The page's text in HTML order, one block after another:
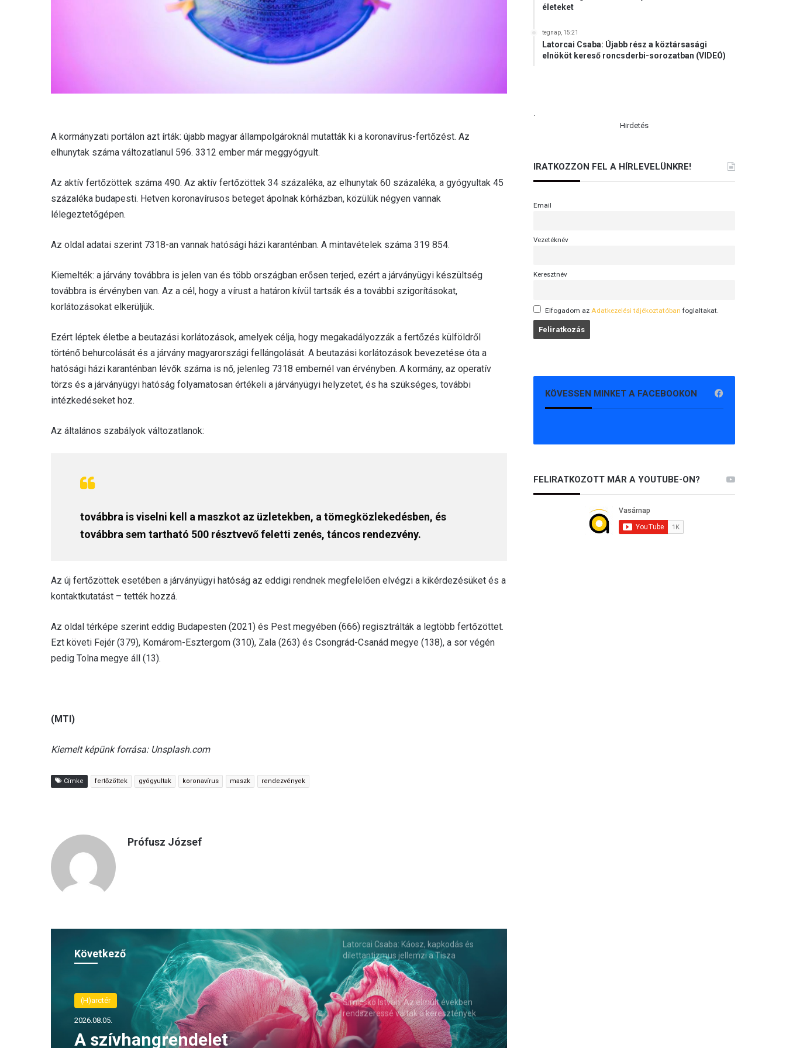
A kormányzati portálon azt írták: újabb magyar állampolgároknál mutatták ki a koronavírus-fertőzést. Az
elhunytak száma változatlanul 596. 3312 ember már meggyógyult.
Az aktív fertőzöttek száma 490. Az aktív fertőzöttek 34 százaléka, az elhunytak 60 százaléka, a gyógyultak 45
százaléka budapesti. Hetven koronavírusos beteget ápolnak kórházban, közülük négyen vannak
lélegeztetőgépen.
Az oldal adatai szerint 7318-an vannak hatósági házi karanténban. A mintavételek száma 319 854.
Kiemelték: a járvány továbbra is jelen van és több országban erősen terjed, ezért a járványügyi készültség
továbbra is érvényben van. Az a cél, hogy a vírust a határon kívül tartsák és a további szigorításokat,
korlátozásokat elkerüljük.
Ezért léptek életbe a beutazási korlátozások, amelyek célja, hogy megakadályozzák a fertőzés külföldről
történő behurcolását és a járvány magyarországi fellángolását. A beutazási korlátozások bevezetése óta a
hatósági házi karanténban lévők száma is nő, jelenleg 7318 embernél van érvényben. A kormány, az operatív
törzs és a járványügyi hatóság folyamatosan értékeli a járványügyi helyzetet, és ha szükséges, további
intézkedéseket hoz.
Az általános szabályok változatlanok:
továbbra is viselni kell a maszkot az üzletekben, a tömegközlekedésben, és
továbbra sem tartható 500 résztvevő feletti zenés, táncos rendezvény.
Az új fertőzöttek esetében a járványügyi hatóság az eddigi rendnek megfelelően elvégzi a kikérdezésüket és a
kontaktkutatást – tették hozzá.
Az oldal térképe szerint eddig Budapesten (2021) és Pest megyében (666) regisztrálták a legtöbb fertőzöttet.
Ezt követi Fejér (379), Komárom-Esztergom (310), Zala (263) és Csongrád-Csanád megye (138), a sor végén
pedig Tolna megye áll (13).
(MTI)
Kiemelt képünk forrása: Unsplash.com
Címke fertőzöttek gyógyultak koronavírus maszk rendezvények
Prófusz József
Következő
(H)arctér
2026.08.05.
A szívhangrendelet
Latorcai Csaba: Káosz, kapkodás és
dilettantizmus jellemzi a Tisza
kormányzását
Simicskó István: Az elmúlt években
rendszeressé váltak a keresztények
elleni agresszív megnyilvánulások
életeket
tegnap, 15:21
Latorcai Csaba: Újabb rész a köztársasági
elnököt kereső roncsderbi-sorozatban (VIDEÓ)
.
Hirdetés
IRATKOZZON FEL A HÍRLEVELÜNKRE!
Email
Vezetéknév
Keresztnév
Elfogadom az Adatkezelési tájékoztatóban foglaltakat.
KÖVESSEN MINKET A FACEBOOKON
FELIRATKOZOTT MÁR A YOUTUBE-ON?